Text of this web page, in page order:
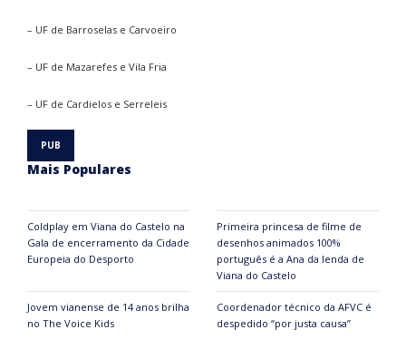
– UF de Barroselas e Carvoeiro
– UF de Mazarefes e Vila Fria
– UF de Cardielos e Serreleis
Mais Populares
Coldplay em Viana do Castelo na
Gala de encerramento da Cidade
Europeia do Desporto
Primeira princesa de filme de
desenhos animados 100%
português é a Ana da lenda de
Viana do Castelo
Jovem vianense de 14 anos brilha
no The Voice Kids
Coordenador técnico da AFVC é
despedido “por justa causa”